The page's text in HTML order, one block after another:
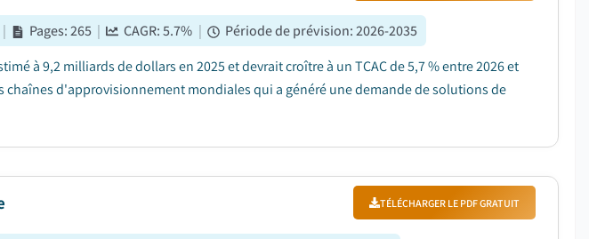
| Pages:265 | CAGR:5.7% | Période de prévision:2026-2035
à 9,2 milliards de dollars en 2025 et devrait croître à un TCAC de 5,7 % entre 2026 et
chaînes d'approvisionnement mondiales qui a généré une demande de solutions de
TÉLÉCHARGER LE PDF GRATUIT